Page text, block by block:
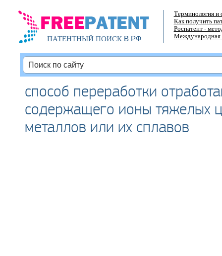
ПАТЕНТНЫЙ ПОИСКВ РФ
Терминология и
Как получить
Роспатент -
Международная
способ переработки
содержащего ионы тяжелых
металлов или их сплавов